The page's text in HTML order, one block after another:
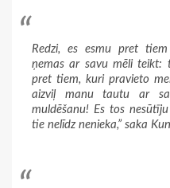
Redzi, es esmu pret
ņemas ar savu mēli teikt:
pret tiem, kuri pravieto
aizviļ manu tautu ar
muldēšanu! Es tos
tie nelīdz nenieka,” saka